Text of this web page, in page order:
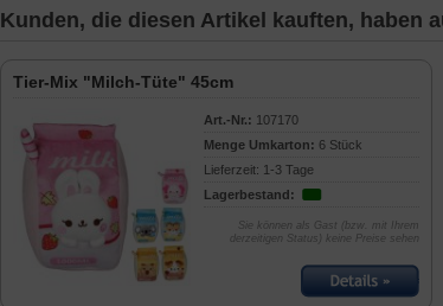
Kunden, die diesen Artikel kauften, haben
Tier-Mix "Milch-Tüte" 45cm
Art.-Nr.: 107170
Menge Umkarton: 6 Stück
Lieferzeit: 1-3 Tage
Lagerbestand:
Sie können als Gast (bzw. mit Ihrem
derzeitigen Status) keine Preise sehen